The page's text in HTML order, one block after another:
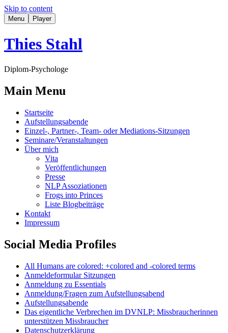
Skip to content
Menu Player
Thies Stahl
Diplom-Psychologe
Main Menu
Startseite
Aufstellungsabende
Einzel-, Partner-, Team- oder Mediations-Sitzungen
Seminare/Veranstaltungen
Über mich
Vita
Veröffentlichungen
Presse
NLP Assoziationen
Frogs into Princes
Liste Blogbeiträge
Kontakt
Impressum
Social Media Profiles
All Humans are colored: +colored and -colored terms
Anmeldeformular Sitzungen
Anmeldung zu Essentials
Anmeldung/Fragen zum Aufstellungsabend
Aufstellungsabende
Das eigentliche Verbrechen im DVNLP: Missbraucherinnen
unterstützen Missbraucher
Datenschutzerklärung